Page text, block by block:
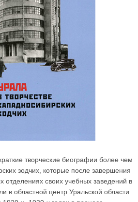
творческие биографии более чем
зодчих, которые после завершения
отделениях своих учебных заведений в
в областной центр Уральской области